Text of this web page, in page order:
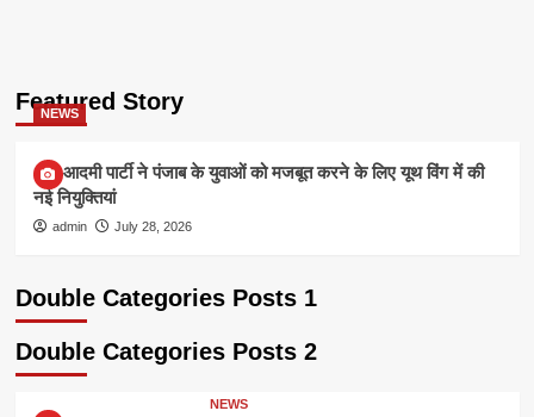
Featured Story
NEWS
आम आदमी पार्टी ने पंजाब के युवाओं को मजबूत करने के लिए यूथ विंग में की
नई नियुक्तियां
admin July 28, 2026
Double Categories Posts 1
Double Categories Posts 2
NEWS